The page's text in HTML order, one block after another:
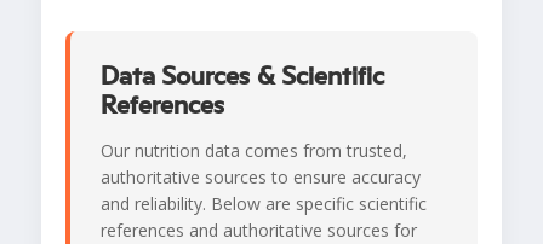
Data Sources & Scientific
References
Our nutrition data comes from trusted,
authoritative sources to ensure accuracy
and reliability. Below are specific scientific
references and authoritative sources for